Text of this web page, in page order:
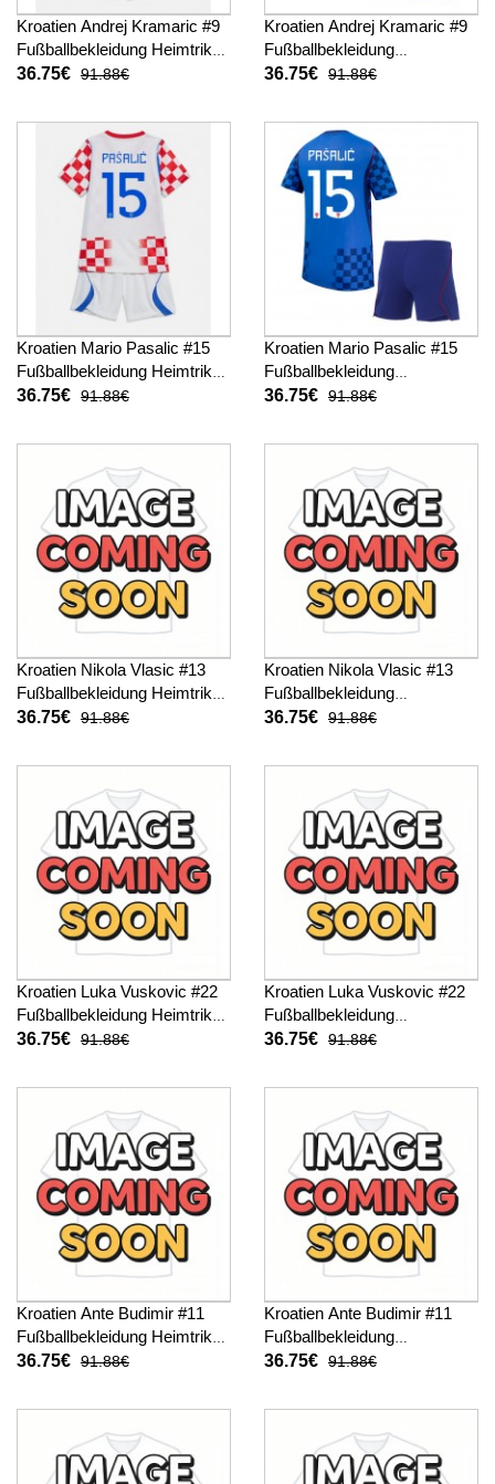
Kroatien Andrej Kramaric #9
Fußballbekleidung Heimtrikot
Kinder WM 2026 Kurzarm (+
36.75€ 91.88€
Kroatien Andrej Kramaric #9
Fußballbekleidung
Auswärtstrikot Kinder WM
hosen)
36.75€ 91.88€
Kroatien Mario Pasalic #15
Fußballbekleidung Heimtrikot
Kinder WM 2026 Kurzarm (+
36.75€ 91.88€
Kroatien Mario Pasalic #15
Fußballbekleidung
Auswärtstrikot Kinder WM
hosen)
36.75€ 91.88€
Kroatien Nikola Vlasic #13
Fußballbekleidung Heimtrikot
Kinder WM 2026 Kurzarm (+
36.75€ 91.88€
Kroatien Nikola Vlasic #13
Fußballbekleidung
Auswärtstrikot Kinder WM
hosen)
36.75€ 91.88€
Kroatien Luka Vuskovic #22
Fußballbekleidung Heimtrikot
Kinder WM 2026 Kurzarm (+
36.75€ 91.88€
Kroatien Luka Vuskovic #22
Fußballbekleidung
Auswärtstrikot Kinder WM
hosen)
36.75€ 91.88€
Kroatien Ante Budimir #11
Fußballbekleidung Heimtrikot
Kinder WM 2026 Kurzarm (+
36.75€ 91.88€
Kroatien Ante Budimir #11
Fußballbekleidung
Auswärtstrikot Kinder WM
hosen)
36.75€ 91.88€